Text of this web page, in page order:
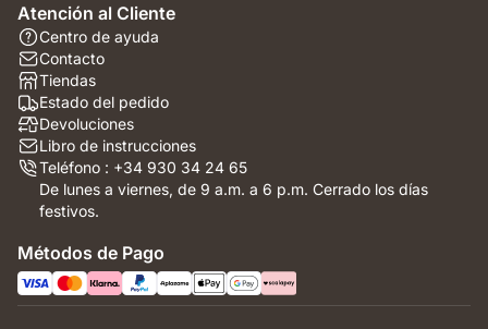
Atención al Cliente
Centro de ayuda
Contacto
Tiendas
Estado del pedido
Devoluciones
Libro de instrucciones
Teléfono : +34 930 34 24 65
De lunes a viernes, de 9 a.m. a 6 p.m. Cerrado los días
festivos.
Métodos de Pago